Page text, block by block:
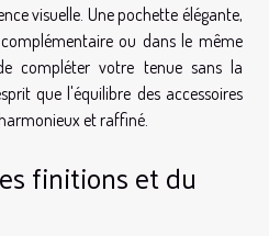
visuelle. Une pochette élégante,
ou dans le même
compléter votre tenue sans la
que l'équilibre des accessoires
et raffiné.
finitions et du